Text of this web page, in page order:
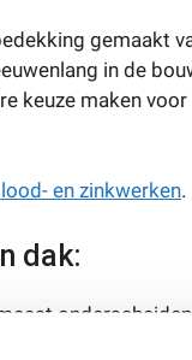
gemaakt
in de
keuze maken
en zinkwerken.
dak:
een